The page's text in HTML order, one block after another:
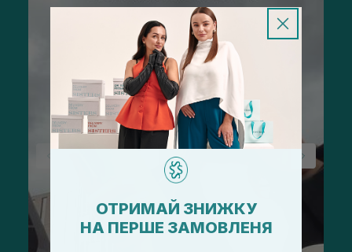
ОТРИМАЙ ЗНИЖКУ
НА ПЕРШЕ ЗАМОВЛЕНЯ